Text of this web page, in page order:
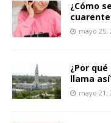
¿Cómo
mayo 25,
¿Por
llama
mayo 21,